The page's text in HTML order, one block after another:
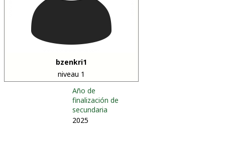
bzenkri1
niveau 1
Año de
finalización de
secundaria
2025